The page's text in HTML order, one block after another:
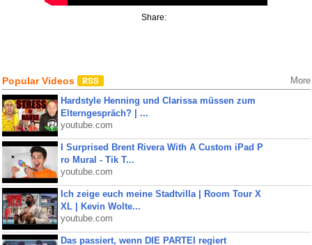
Share:
Popular Videos More
Hardstyle Henning und Clarissa müssen zum
Elterngespräch? | ...
youtube.com
I Surprised Brent Rivera With A Custom iPad P
ro Mural - Tik T...
youtube.com
Ich zeige euch meine Stadtvilla | Room Tour X
XL | Kevin Wolte...
youtube.com
Das passiert, wenn DIE PARTEI regiert